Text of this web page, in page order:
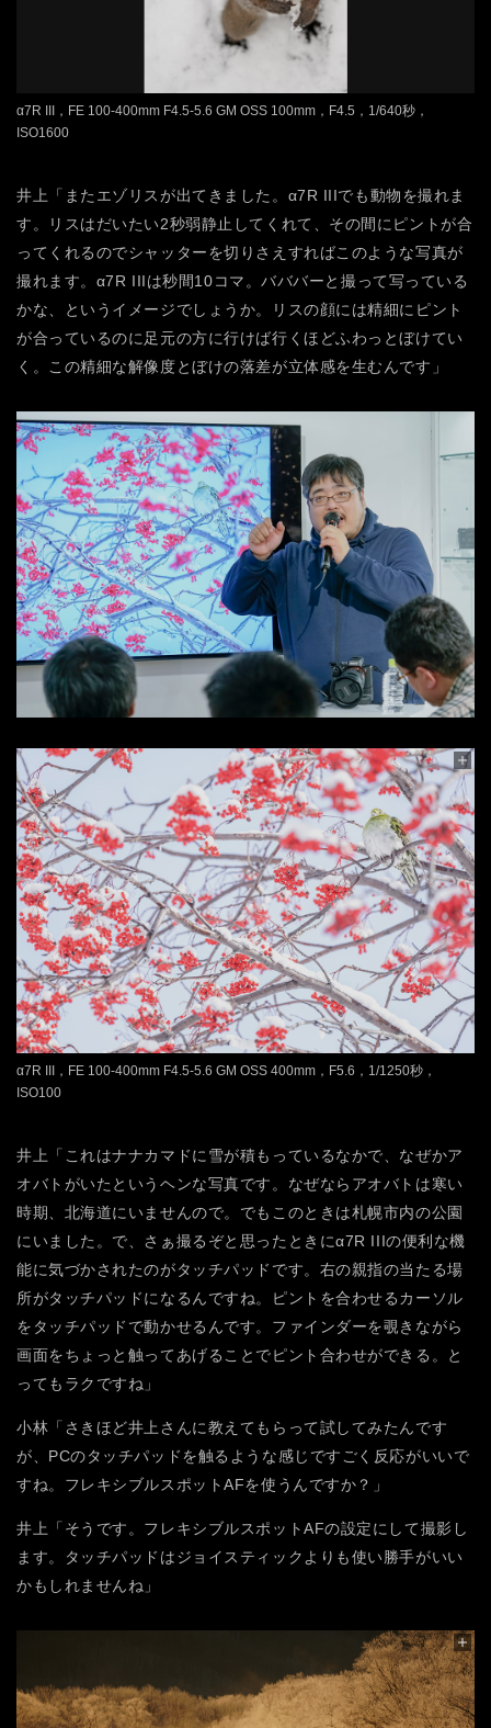
α7R III，FE 100-400mm F4.5-5.6 GM OSS 100mm，F4.5，1/640秒，
ISO1600
井上「またエゾリスが出てきました。α7R IIIでも動物を撮れま
す。リスはだいたい2秒弱静止してくれて、その間にピントが合
ってくれるのでシャッターを切りさえすればこのような写真が
撮れます。α7R IIIは秒間10コマ。バババーと撮って写っている
かな、というイメージでしょうか。リスの顔には精細にピント
が合っているのに足元の方に行けば行くほどふわっとぼけてい
く。この精細な解像度とぼけの落差が立体感を生むんです」
α7R III，FE 100-400mm F4.5-5.6 GM OSS 400mm，F5.6，1/1250秒，
ISO100
井上「これはナナカマドに雪が積もっているなかで、なぜかア
オバトがいたというヘンな写真です。なぜならアオバトは寒い
時期、北海道にいませんので。でもこのときは札幌市内の公園
にいました。で、さぁ撮るぞと思ったときにα7R IIIの便利な機
能に気づかされたのがタッチパッドです。右の親指の当たる場
所がタッチパッドになるんですね。ピントを合わせるカーソル
をタッチパッドで動かせるんです。ファインダーを覗きながら
画面をちょっと触ってあげることでピント合わせができる。と
ってもラクですね」
小林「さきほど井上さんに教えてもらって試してみたんです
が、PCのタッチパッドを触るような感じですごく反応がいいで
すね。フレキシブルスポットAFを使うんですか？」
井上「そうです。フレキシブルスポットAFの設定にして撮影し
ます。タッチパッドはジョイスティックよりも使い勝手がいい
かもしれませんね」